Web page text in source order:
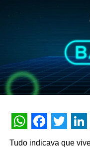
WhatsApp
Tudo indicava que